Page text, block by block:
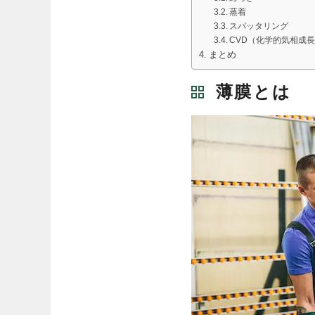
蒸着
スパッタリング
CVD（化学的気相成
まとめ
薄膜とは